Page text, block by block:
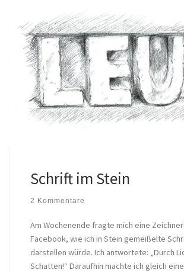
Schrift im Stein
2 Kommentare
Am Wochenende fragte mich eine
Facebook, wie ich in Stein gemeißelte
darstellen würde. Ich antwortete: „Durch
Schatten!“ Daraufhin machte ich gleich